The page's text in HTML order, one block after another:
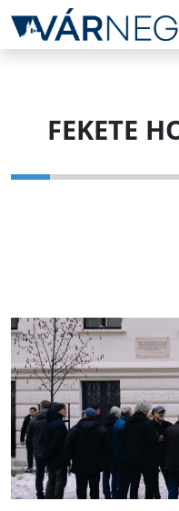
FEKETE